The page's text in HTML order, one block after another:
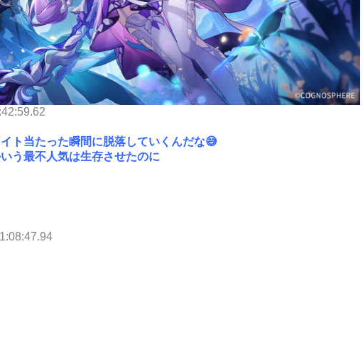
ト当たった瞬間に脱落していくんだな😅
う最不人気は生存させたのに